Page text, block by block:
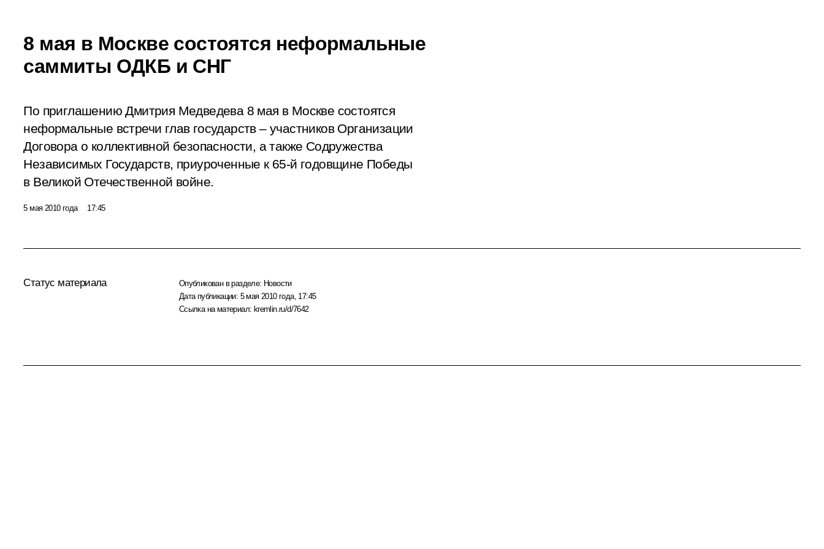
8 мая в Москве состоятся неформальные
саммиты ОДКБ и СНГ
По приглашению Дмитрия Медведева 8 мая в Москве состоятся
неформальные встречи глав государств – участников Организации
Договора о коллективной безопасности, а также Содружества
Независимых Государств, приуроченные к 65-й годовщине Победы
в Великой Отечественной войне.
5 мая 2010 года 17:45
Статус материала Опубликован в разделе: Новости
Дата публикации: 5 мая 2010 года, 17:45
Ссылка на материал: kremlin.ru/d/7642